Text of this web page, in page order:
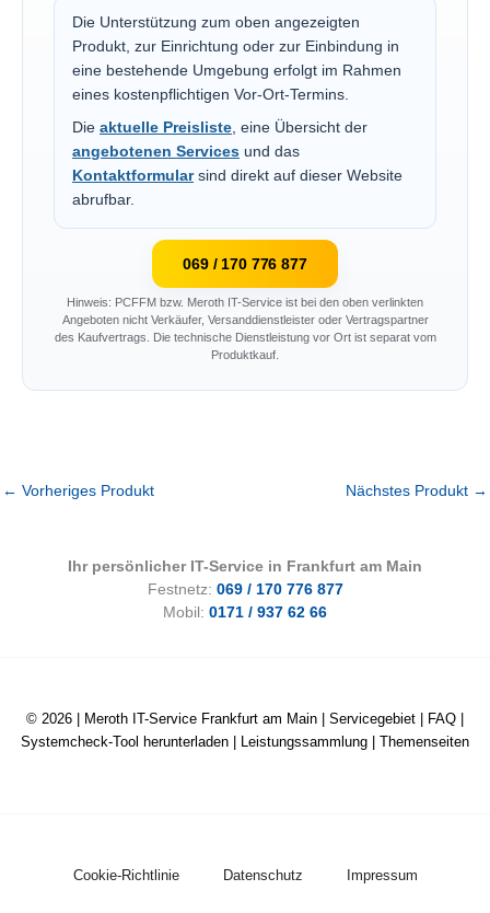
Die Unterstützung zum oben angezeigten
Produkt, zur Einrichtung oder zur Einbindung in
eine bestehende Umgebung erfolgt im Rahmen
eines kostenpflichtigen Vor-Ort-Termins.
Die aktuelle Preisliste, eine Übersicht der
angebotenen Services und das
Kontaktformularsind direkt auf dieser Website
abrufbar.
069 / 170 776 877
Hinweis: PCFFM bzw. Meroth IT-Service ist bei den oben verlinkten
Angeboten nicht Verkäufer, Versanddienstleister oder Vertragspartner
des Kaufvertrags. Die technische Dienstleistung vor Ort ist separat vom
Produktkauf.
← Vorheriges Produkt Nächstes Produkt →
Ihr persönlicher IT-Service in Frankfurt am Main
Festnetz: 069 / 170 776 877
Mobil: 0171 / 937 62 66
© 2026 | Meroth IT-Service Frankfurt am Main Servicegebiet FAQ
Systemcheck-Tool herunterladen
Leistungssammlung Themenseiten
Cookie-Richtlinie Datenschutz Impressum